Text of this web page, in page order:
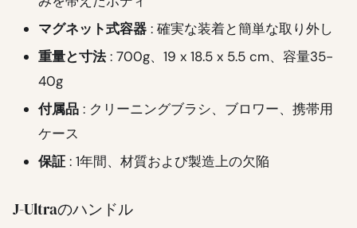
マグネット式容器 : 確実な装着と簡単な取り外し
重量と寸法: 700g、19 x 18.5 x 5.5 cm、容量35-
40g
付属品 : クリーニングブラシ、ブロワー、携帯用
ケース
保証 : 1年間、材質および製造上の欠陥
J-Ultraのハンドル